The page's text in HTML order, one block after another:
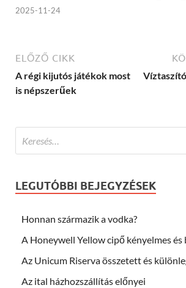
2025-11-24
ELŐZŐ CIKK
A régi kijutós játékok most
is népszerűek
LEGUTÓBBI BEJEGYZÉSEK
Honnan származik a vodka?
A Honeywell Yellow cipő kényelmes és
Az Unicum Riserva összetett és
Az ital házhozszállítás előnyei